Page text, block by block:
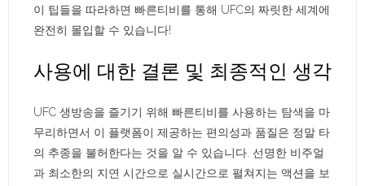
이 팁들을 따라하면 빠른티비를 통해 UFC의 짜릿한 세계에
완전히 몰입할 수 있습니다!
사용에 대한 결론 및 최종적인 생각
UFC 생방송을 즐기기 위해 빠른티비를 사용하는 탐색을 마
무리하면서 이 플랫폼이 제공하는 편의성과 품질은 정말 타
의 추종을 불허한다는 것을 알 수 있습니다. 선명한 비주얼
과 최소한의 지연 시간으로 실시간으로 펼쳐지는 액션을 보